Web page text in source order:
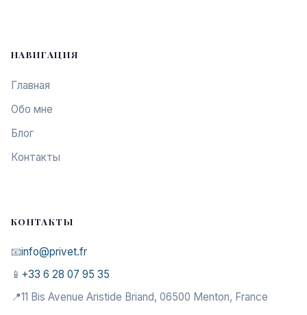
НАВИГАЦИЯ
Главная
Обо мне
Блог
Контакты
КОНТАКТЫ
📧info@privet.fr
📱 +33 6 28 07 95 35
📍11 Bis Avenue Aristide Briand, 06500 Menton, France